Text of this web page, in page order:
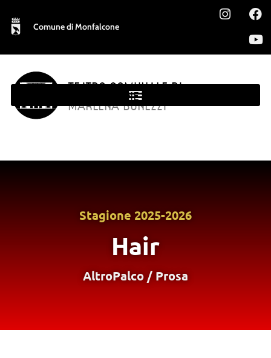
Comune di Monfalcone
TEATRO COMUNALE DI
MONFALCONE
MARLENA BONEZZI
Stagione 2025-2026
Hair
AltroPalco / Prosa